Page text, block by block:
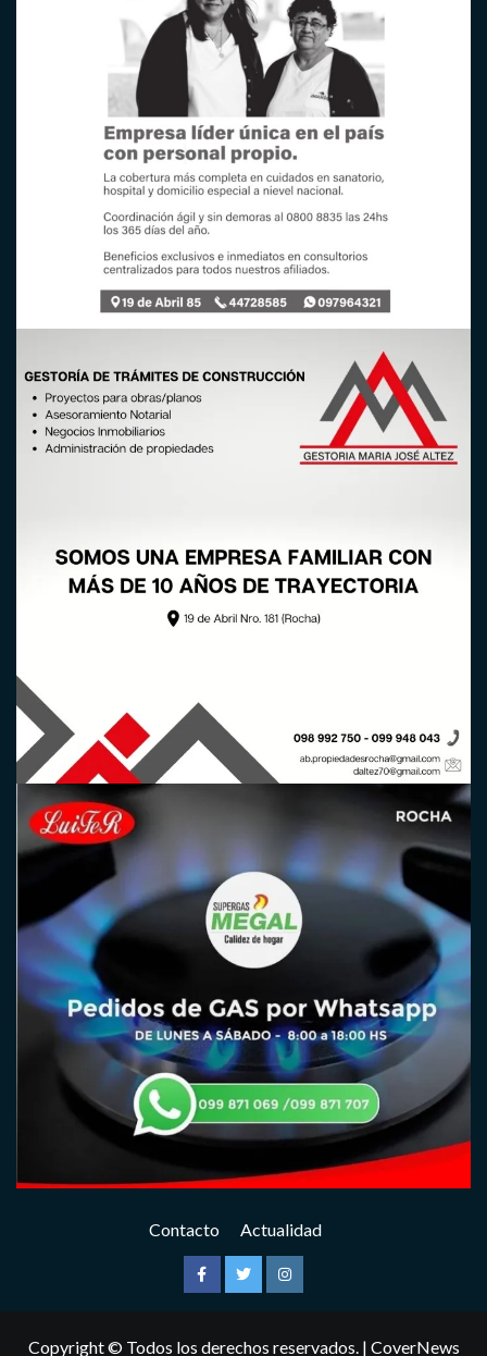
Contacto Actualidad
FacebookTwitterInstagram
Copyright © Todos los derechos reservados. | CoverNews